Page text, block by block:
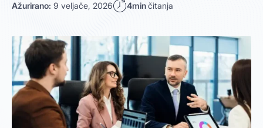
Ažurirano: 9 veljače, 2026 4minčitanja